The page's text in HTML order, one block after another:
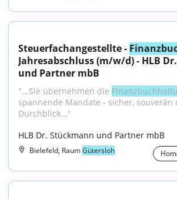
Steuerfachangestellte -
Jahresabschluss (m/w/d) - HLB
und Partner mbB
"...Sie übernehmen die
spannende Mandate - sicher,
Durchblick..."
HLB Dr. Stückmann und Partner mbB
Bielefeld, RaumGütersloh